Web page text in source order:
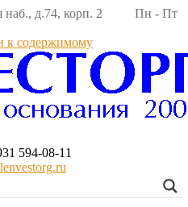
наб., д.74, корп. 2 Пн - Пт
к содержимому
594-08-11